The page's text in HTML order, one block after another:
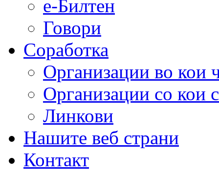
е-Билтен
Говори
Соработка
Организации во кои
Организации со кои
Линкови
Нашите веб страни
Контакт